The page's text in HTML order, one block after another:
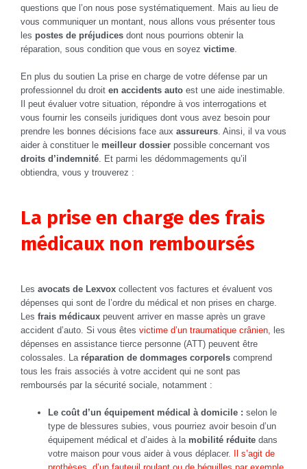
questions que l’on nous pose systématiquement. Mais au lieu de
vous communiquer un montant, nous allons vous présenter tous
les postes de préjudices dont nous pourrions obtenir la
réparation, sous condition que vous en soyez victime
En plus du soutien La prise en charge de votre défense par un
professionnel du droit en accidents auto est une aide inestimable.
Il peut évaluer votre situation, répondre à vos interrogations et
vous fournir les conseils juridiques dont vous avez besoin pour
prendre les bonnes décisions face aux assureurs . Ainsi, il va vous
aider à constituer le meilleur dossier possible concernant vos
droits d’indemnité . Et parmi les dédommagements qu’il
obtiendra, vous y trouverez :
La prise en charge des frais
médicaux non remboursés
Les avocats de Lexvox collectent vos factures et évaluent vos
dépenses qui sont de l’ordre du médical et non prises en charge.
Les frais médicaux peuvent arriver en masse après un grave
accident d’auto. Si vous êtes victime d’un traumatique crânien, les
dépenses en assistance tierce personne (ATT) peuvent être
colossales. La réparation de dommages corporels comprend
tous les frais associés à votre accident qui ne sont pas
remboursés par la sécurité sociale, notamment :
Le coût d’un équipement médical à domicile : selon le
type de blessures subies, vous pourriez avoir besoin d’un
équipement médical et d’aides à la mobilité réduite dans
votre maison pour vous aider à vous déplacer.
Il s’agit de